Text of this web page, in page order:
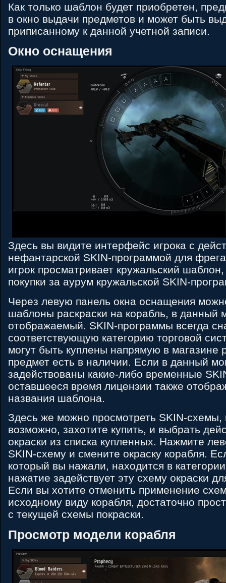
Как только шаблон будет приобретен,
в окно выдачи предметов и может быть
приписанному к данной учетной записи.
Окно оснащения
Здесь вы видите интерфейс игрока с
нефантарской SKIN-программой для
игрок просматривает кружальский
покупки за аурум кружальской SKIN-
Через левую панель окна оснащения
шаблоны раскраски на корабль, в данный
отображаемый. SKIN-программы всегда
соответствующую категорию торговой
могут быть куплены напрямую в магазине
предмет есть в наличии. Если в данный
задействованы какие-либо временные
оставшееся время лицензии также
названия шаблона.
Здесь же можно просмотреть SKIN-схемы,
возможно, захотите купить, и выбрать
окраски из списка купленных. Нажмите
SKIN-схему и смените окраску корабля.
который вы нажали, находится в
нажатие задействует эту схему окраски
Если вы хотите отменить применение
исходному виду корабля, достаточно
с текущей схемы покраски.
Просмотр модели корабля